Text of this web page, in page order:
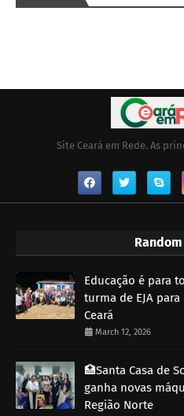
Site Ceará em Rede. As
Educação é para
turma de EJA
Ceará
March 12, 2026
🏥Santa Casa de
ganha novas
Região Norte